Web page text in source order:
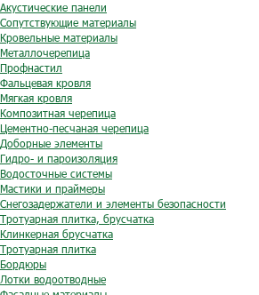
Акустические панели
Сопутствующие материалы
Кровельные материалы
Металлочерепица
Профнастил
Фальцевая кровля
Мягкая кровля
Композитная черепица
Цементно-песчаная черепица
Доборные элементы
Гидро- и пароизоляция
Водосточные системы
Мастики и праймеры
Снегозадержатели и элементы безопасности
Тротуарная плитка, брусчатка
Клинкерная брусчатка
Тротуарная плитка
Бордюры
Лотки водоотводные